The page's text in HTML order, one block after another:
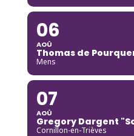
06
AOÛ
Thomas de
Mens
07
AOÛ
Gregory Dargent
Cornillon-en-Trièves